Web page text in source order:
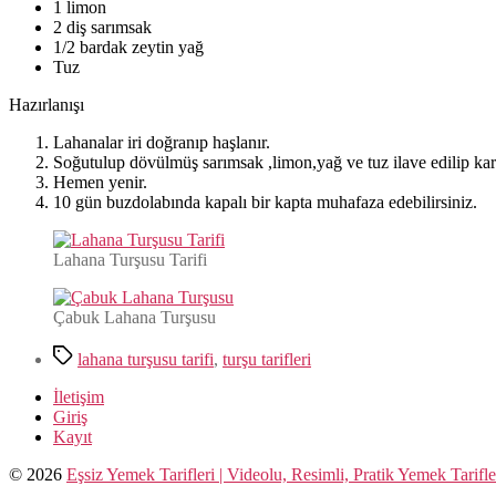
1 limon
2 diş sarımsak
1/2 bardak zeytin yağ
Tuz
Hazırlanışı
Lahanalar iri doğranıp haşlanır.
Soğutulup dövülmüş sarımsak ,limon,yağ ve tuz ilave edilip
Hemen yenir.
10 gün buzdolabında kapalı bir kapta muhafaza edebilirsiniz.
Lahana Turşusu Tarifi
Çabuk Lahana Turşusu
Etiketler
lahana turşusu tarifi, turşu tarifleri
İletişim
Giriş
Kayıt
© 2026 Eşsiz Yemek Tarifleri | Videolu, Resimli, Pratik Yemek